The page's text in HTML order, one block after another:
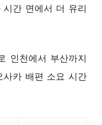
간 면에서 더 유리
인천에서 부산까지
사카 배편 소요 시간